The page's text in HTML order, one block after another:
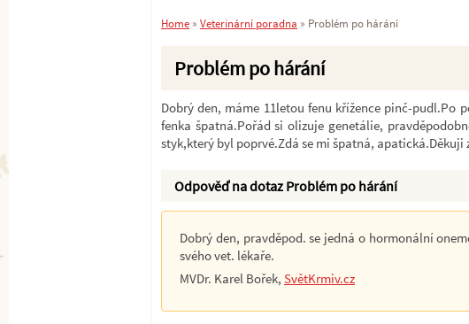
Problém po hárání
Dobrý den, máme 11letou fenu křížence pinč-pudl.Po
fenka špatná.Pořád si olizuje genetálie,
styk,který byl poprvé.Zdá se mi špatná, apatická.Děkuji
Odpověď na dotaz Problém po hárání
Dobrý den, pravděpod. se jedná o hormonální
svého vet. lékaře.
MVDr. Karel Bořek, SvětKrmiv.cz
Home » Veterinární poradna » Problém po hárání